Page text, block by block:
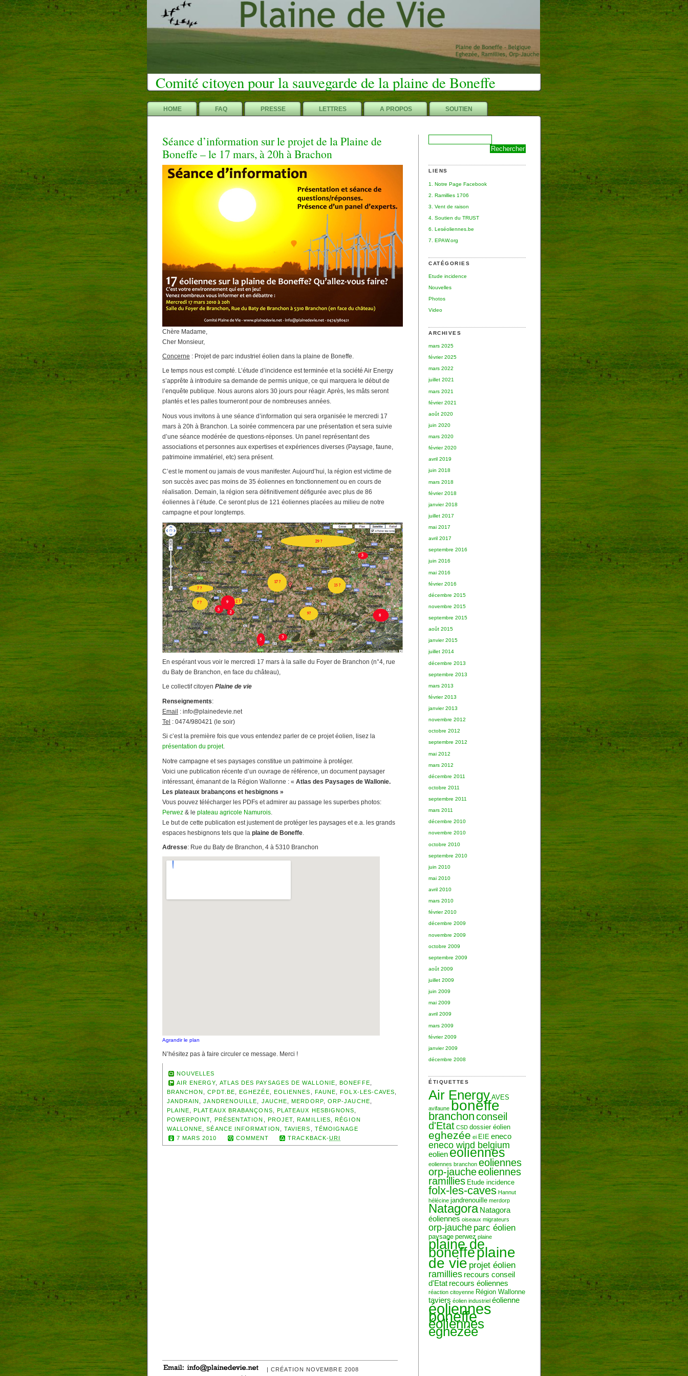
Comité citoyen pour la sauvegarde de la plaine de Boneffe
HOME FAQ PRESSE LETTRES A PROPOS SOUTIEN
LIENS
1. Notre Page Facebook
2. Ramillies 1706
3. Vent de raison
4. Soutien du TRUST
6. Leséoliennes.be
7. EPAW.org
CATÉGORIES
Etude incidence
Nouvelles
Photos
Video
ARCHIVES
mars 2025
février 2025
mars 2022
juillet 2021
mars 2021
février 2021
août 2020
juin 2020
mars 2020
février 2020
avril 2019
juin 2018
mars 2018
février 2018
janvier 2018
juillet 2017
mai 2017
avril 2017
septembre 2016
juin 2016
mai 2016
février 2016
décembre 2015
novembre 2015
septembre 2015
août 2015
janvier 2015
juillet 2014
décembre 2013
septembre 2013
mars 2013
février 2013
janvier 2013
novembre 2012
octobre 2012
septembre 2012
mai 2012
mars 2012
décembre 2011
octobre 2011
septembre 2011
mars 2011
décembre 2010
novembre 2010
octobre 2010
septembre 2010
juin 2010
mai 2010
avril 2010
mars 2010
février 2010
décembre 2009
novembre 2009
octobre 2009
septembre 2009
août 2009
juillet 2009
juin 2009
mai 2009
avril 2009
mars 2009
février 2009
janvier 2009
décembre 2008
ÉTIQUETTES
Air Energy AVES
avifaune boneffe
branchonconseil
d'Etat CSD dossier éolien
eghezée ei EIE eneco
eneco wind belgium
eolieneoliennes
eoliennes branchon eoliennes
orp-jaucheeoliennes
ramillies Etude incidence
folx-les-caves Hannut
hélécine jandrenouille merdorp
Natagora Natagora
éoliennes oiseaux migrateurs
orp-jauche parc éolien
paysage perwez plaine
plaine de
boneffeplaine
de vie projet éolien
ramillies recours conseil
d'Etat recours éoliennes
réaction citoyenne Région Wallonne
taviers éolien industriel éolienne
éoliennes
boneffe
éoliennes
eghezée
Séance d’information sur le projet de la Plaine de
Boneffe – le 17 mars, à 20h à Brachon
Chère Madame,
Cher Monsieur,
Concerne : Projet de parc industriel éolien dans la plaine de Boneffe.
Le temps nous est compté. L’étude d’incidence est terminée et la société Air Energy
s’apprête à introduire sa demande de permis unique, ce qui marquera le début de
l’enquête publique. Nous aurons alors 30 jours pour réagir. Après, les mâts seront
plantés et les palles tourneront pour de nombreuses années.
Nous vous invitons à une séance d’information qui sera organisée le mercredi 17
mars à 20h à Branchon. La soirée commencera par une présentation et sera suivie
d’une séance modérée de questions-réponses. Un panel représentant des
associations et personnes aux expertises et expériences diverses (Paysage, faune,
patrimoine immatériel, etc) sera présent.
C’est le moment ou jamais de vous manifester. Aujourd’hui, la région est victime de
son succès avec pas moins de 35 éoliennes en fonctionnement ou en cours de
réalisation. Demain, la région sera définitivement défigurée avec plus de 86
éoliennes à l’étude. Ce seront plus de 121 éoliennes placées au milieu de notre
campagne et pour longtemps.
En espérant vous voir le mercredi 17 mars à la salle du Foyer de Branchon (n°4, rue
du Baty de Branchon, en face du château),
Le collectif citoyen Plaine de vie
Renseignements:
Email : info@plainedevie.net
Tel : 0474/980421 (le soir)
Si c’est la première fois que vous entendez parler de ce projet éolien, lisez la
présentation du projet.
Notre campagne et ses paysages constitue un patrimoine à protéger.
Voici une publication récente d’un ouvrage de référence, un document paysager
intéressant, émanant de la Région Wallonne : « Atlas des Paysages de Wallonie.
Les plateaux brabançons et hesbignons »
Vous pouvez télécharger les PDFs et admirer au passage les superbes photos:
Perwez & le plateau agricole Namurois
Le but de cette publication est justement de protéger les paysages et e.a. les grands
espaces hesbignons tels que la plaine de Boneffe
Adresse: Rue du Baty de Branchon, 4 à 5310 Branchon
Agrandir le plan
N’hésitez pas à faire circuler ce message. Merci !
NOUVELLES
AIR ENERGY
ATLAS DES PAYSAGES DE WALLONIE ,BONEFFE
BRANCHON
,CPDT.BE ,EGHEZÉE EOLIENNES FAUNE ,FOLX-LES-CAVES
JANDRAIN
,JANDRENOUILLE JAUCHE ,MERDORP, ORP-JAUCHE
PLAINE ,PLATEAUX BRABANÇONS PLATEAUX HESBIGNONS
POWERPOINT
PRÉSENTATION PROJET ,RAMILLIES ,RÉGION
WALLONNE ,SÉANCE INFORMATION TAVIERS
TÉMOIGNAGE
7 MARS 2010
COMMENT TRACKBACK-URI
| CRÉATION NOVEMBRE 2008